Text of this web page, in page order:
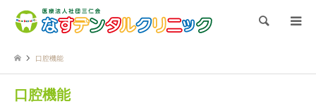
検索
口腔機能
口腔機能